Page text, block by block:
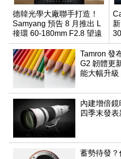
德韓光學大廠聯手打造！
Samyang 預告 8 月推出 L
接環 60-180mm F2.8 望遠
變焦鏡
Tamron 發
G2 韌體更
能大幅升級
內建增倍
四季末發
蓄勢待發？